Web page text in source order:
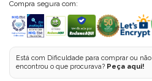
Compra segura com:
Está com Dificuldade para comprar ou não
encontrou o que procurava? Peça aqui!